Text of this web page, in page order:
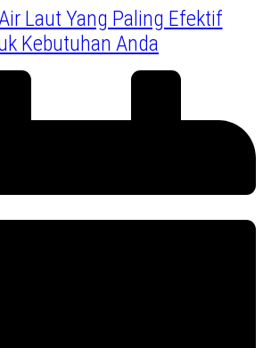
Laut Yang Paling Efektif
Kebutuhan Anda